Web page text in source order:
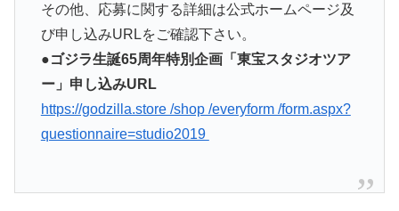
その他、応募に関する詳細は公式ホームページ及
び申し込みURLをご確認下さい。
●ゴジラ生誕65周年特別企画「東宝スタジオツア
ー」申し込みURL
https://godzilla.store /shop /everyform /form.aspx?
questionnaire=studio2019